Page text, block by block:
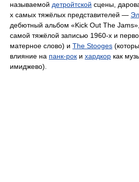
называемой детройтской сцены,
х самых тяжёлых представителей —
дебютный альбом «Kick Out The
самой тяжёлой записью 1960-х и
матерное слово) и The Stooges
влияние на панк-рок и хардкор как
имиджево).